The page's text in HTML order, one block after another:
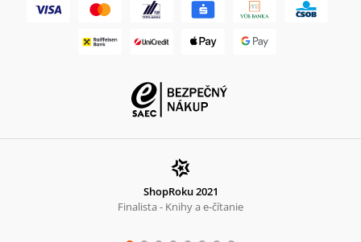
ShopRoku 2021
Finalista - Knihy a e-čítanie